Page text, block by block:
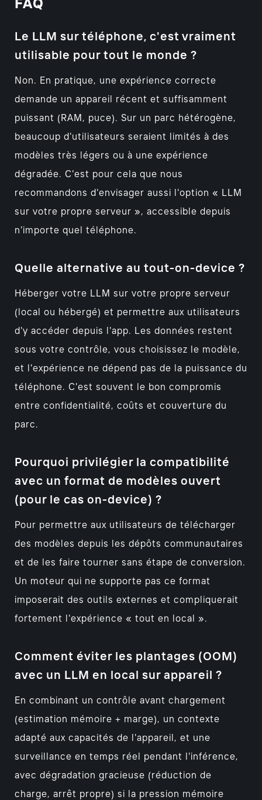
FAQ
Le LLM sur téléphone, c'est vraiment
utilisable pour tout le monde ?
Non. En pratique, une expérience correcte
demande un appareil récent et suffisamment
puissant (RAM, puce). Sur un parc hétérogène,
beaucoup d'utilisateurs seraient limités à des
modèles très légers ou à une expérience
dégradée. C'est pour cela que nous
recommandons d'envisager aussi l'option « LLM
sur votre propre serveur », accessible depuis
n'importe quel téléphone.
Quelle alternative au tout-on-device ?
Héberger votre LLM sur votre propre serveur
(local ou hébergé) et permettre aux utilisateurs
d'y accéder depuis l'app. Les données restent
sous votre contrôle, vous choisissez le modèle,
et l'expérience ne dépend pas de la puissance du
téléphone. C'est souvent le bon compromis
entre confidentialité, coûts et couverture du
parc.
Pourquoi privilégier la compatibilité
avec un format de modèles ouvert
(pour le cas on-device) ?
Pour permettre aux utilisateurs de télécharger
des modèles depuis les dépôts communautaires
et de les faire tourner sans étape de conversion.
Un moteur qui ne supporte pas ce format
imposerait des outils externes et compliquerait
fortement l'expérience « tout en local ».
Comment éviter les plantages (OOM)
avec un LLM en local sur appareil ?
En combinant un contrôle avant chargement
(estimation mémoire + marge), un contexte
adapté aux capacités de l'appareil, et une
surveillance en temps réel pendant l'inférence,
avec dégradation gracieuse (réduction de
charge, arrêt propre) si la pression mémoire